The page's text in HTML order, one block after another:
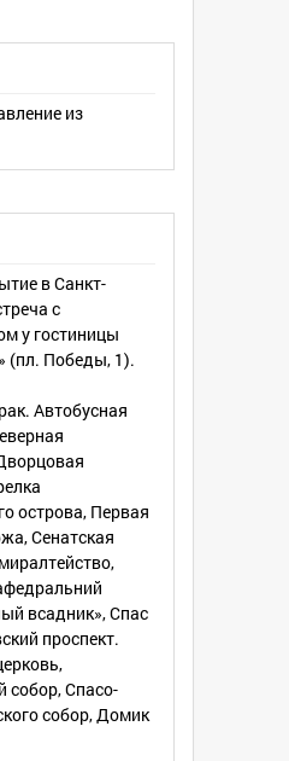
церковь, крейсер
до 2016 года),
собор.
со входными
саду —
Петербурга,
началась почти
города, по
I в 1704 году
фонтанов
Пушкин) с
дворца
комнаты и
порт в России,
на Балтике
парковый
на территории г.
музеи.
из
в Санкт-
с
у гостиницы
(пл. Победы, 1).
Автобусная
острова, Первая
Сенатская
всадник», Спас
проспект.
собор, Спасо-
собор, Домик